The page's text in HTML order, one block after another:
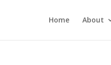
Home About